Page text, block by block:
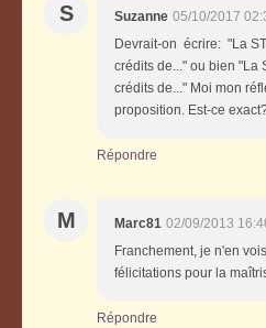
S Suzanne 05/10/2017
Devrait-on écrire: "La
crédits de..." ou bien "La
crédits de..." Moi mon
proposition. Est-ce
Répondre
M Marc81 02/09/2013
Franchement, je n'en
félicitations pour la
Répondre